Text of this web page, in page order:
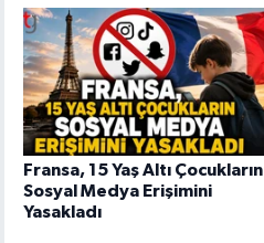
Fransa, 15 Yaş Altı Çocukların
Sosyal Medya Erişimini
Yasakladı